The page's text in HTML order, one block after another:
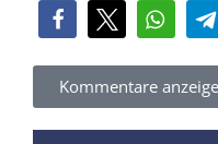
Kommentare